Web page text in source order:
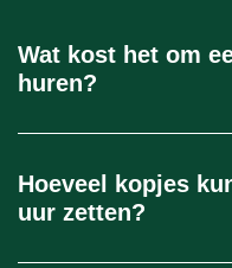
Wat kost het om
huren?
De kosten hangen af
barista’s en de
evenementen
Hoeveel kopjes
uur zetten?